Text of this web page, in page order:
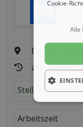
Bernau bei
aktualisiert
Arbeitszeit
Cookie-
Alle